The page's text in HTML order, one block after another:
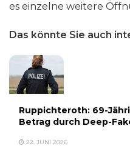
es einzelne weitere
Das könnte Sie auch
Ruppichteroth: 69-
Betrag durch Deep-
22. JUNI 2026